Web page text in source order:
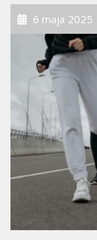
6 maja 2025